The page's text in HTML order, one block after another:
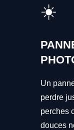
☀️
Un
perdre
perches
douces